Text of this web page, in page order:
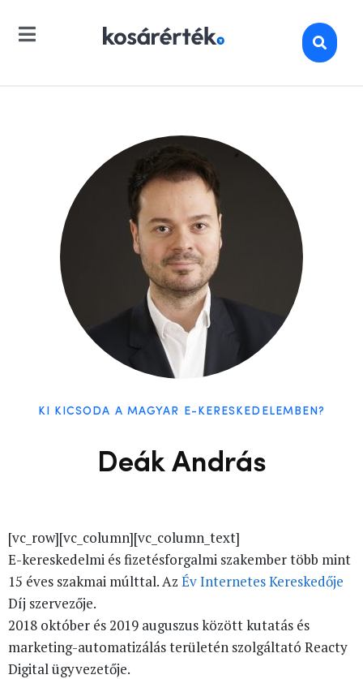
KI KICSODA A MAGYAR E-KERESKEDELEMBEN?
Deák András
[vc_row][vc_column][vc_column_text]
E-kereskedelmi és fizetésforgalmi szakember több mint
15 éves szakmai múlttal. Az Év Internetes Kereskedője
Díj szervezője.
2018 október és 2019 auguszus között kutatás és
marketing-automatizálás területén szolgáltató Reacty
Digital ügyvezetője.